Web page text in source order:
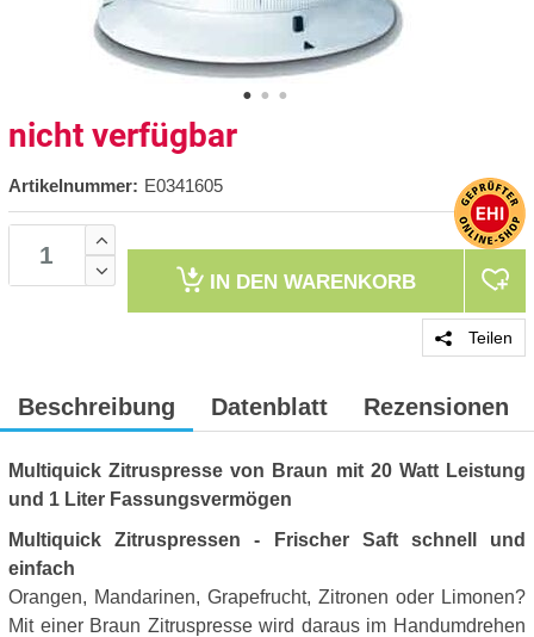
nicht verfügbar
Artikelnummer: E0341605
IN DEN WARENKORB
Teilen
Beschreibung Datenblatt Rezensionen
Multiquick Zitruspresse von Braun mit 20 Watt Leistung
und 1 Liter Fassungsvermögen
Multiquick Zitruspressen - Frischer Saft schnell und
einfach
Orangen, Mandarinen, Grapefrucht, Zitronen oder Limonen?
Mit einer Braun Zitruspresse wird daraus im Handumdrehen